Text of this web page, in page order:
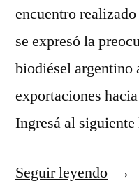
encuentro
se expresó la
biodiésel argentino
exportaciones
Ingresá al
Seguir leyendo